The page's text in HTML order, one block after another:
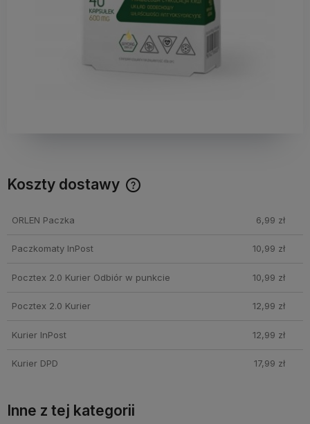
Koszty dostawy
ORLEN Paczka 6,99 zł
Paczkomaty InPost 10,99 zł
Pocztex 2.0 Kurier Odbiór w punkcie 10,99 zł
Pocztex 2.0 Kurier 12,99 zł
Kurier InPost 12,99 zł
Kurier DPD 17,99 zł
Inne z tej kategorii